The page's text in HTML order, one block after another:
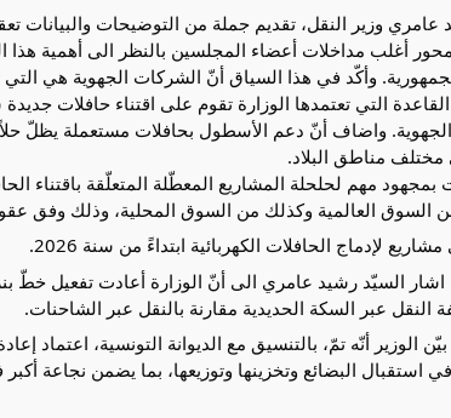
وزير النقل، تقديم جملة من التوضيحات والبيانات
أغلب مداخلات أعضاء المجلسين بالنظر الى أهمية هذا
وأكّد في هذا السياق أنّ الشركات الجهوية هي التي
التي تعتمدها الوزارة تقوم على اقتناء حافلات
واضاف أنّ دعم الأسطول بحافلات مستعملة يظلّ حلاً
مناطق البلاد.
مهم لحلحلة المشاريع المعطّلة المتعلّقة باقتناء
السوق العالمية وكذلك من السوق المحلية، وذلك وفق
لإدماج الحافلات الكهربائية ابتداءً من سنة 2026.
السيّد رشيد عامري الى أنّ الوزارة أعادت تفعيل خطّ
النقل عبر السكة الحديدية مقارنة بالنقل عبر الشاحنات.
الوزير أنّه تمّ، بالتنسيق مع الديوانة التونسية، اعتماد
استقبال البضائع وتخزينها وتوزيعها، بما يضمن نجاعة